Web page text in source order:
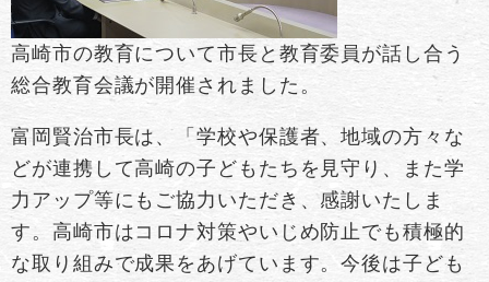
高崎市の教育について市長と教育委員が話し合う
総合教育会議が開催されました。
富岡賢治市長は、「学校や保護者、地域の方々な
どが連携して高崎の子どもたちを見守り、また学
力アップ等にもご協力いただき、感謝いたしま
す。高崎市はコロナ対策やいじめ防止でも積極的
な取り組みで成果をあげています。今後は子ども